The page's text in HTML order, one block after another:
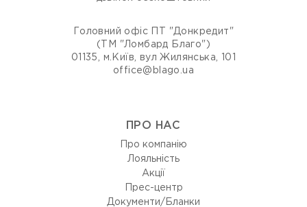
Головний офіс ПТ "Донкредит"
(ТМ "Ломбард Благо")
01135, м.Київ, вул Жилянська, 101
office@blago.ua
ПРО НАС
Про компанію
Лояльність
Акції
Прес-центр
Документи/Бланки